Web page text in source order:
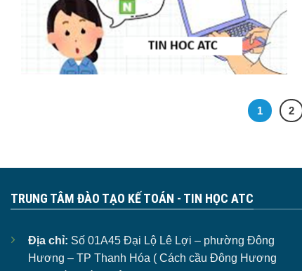
1 2
TRUNG TÂM ĐÀO TẠO KẾ TOÁN - TIN HỌC ATC
Địa chỉ: Số 01A45 Đại Lộ Lê Lợi – phường Đông
Hương – TP Thanh Hóa ( Cách cầu Đông Hương